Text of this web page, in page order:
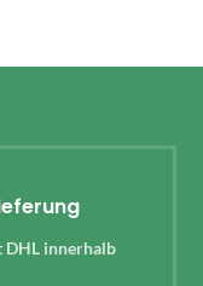
DHL innerhalb